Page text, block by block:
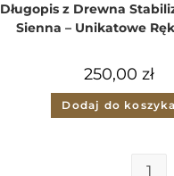
Długopis z Drewna
Sienna – Unikatowe
250,00 zł
Dodaj do
1